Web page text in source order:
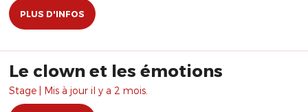
PLUS D'INFOS
Le clown et les émotions
Stage | Mis à jour il y a 2 mois.